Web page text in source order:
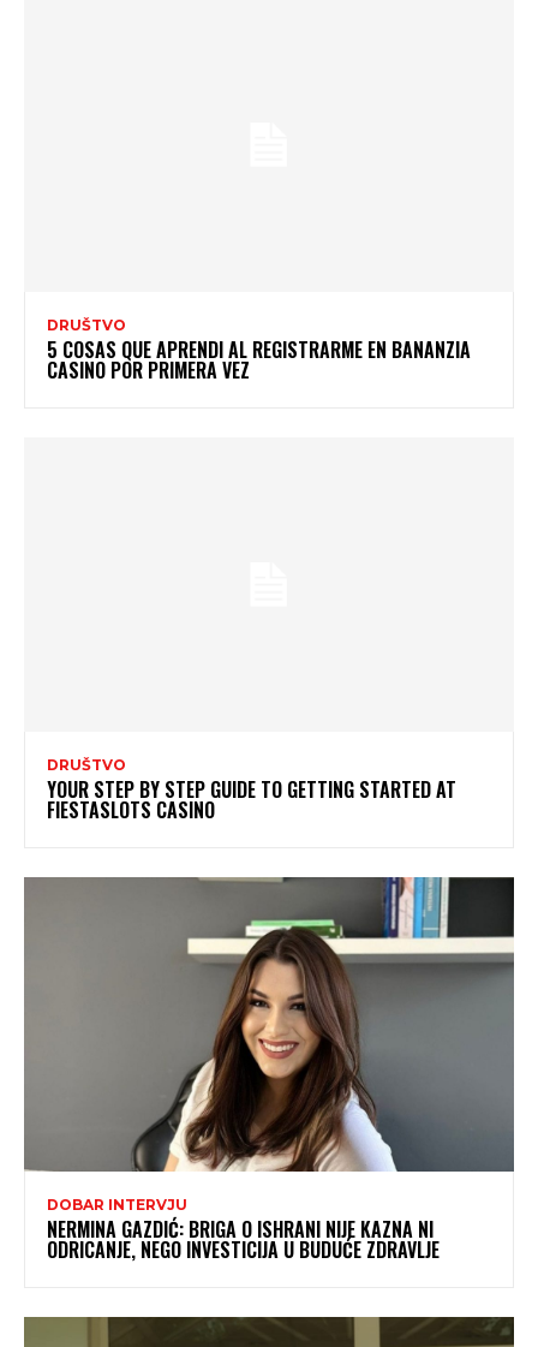
DRUŠTVO
5 COSAS QUE APRENDI AL REGISTRARME EN BANANZIA
CASINO POR PRIMERA VEZ
DRUŠTVO
YOUR STEP BY STEP GUIDE TO GETTING STARTED AT
FIESTASLOTS CASINO
DOBAR INTERVJU
NERMINA GAZDIĆ: BRIGA O ISHRANI NIJE KAZNA NI
ODRICANJE, NEGO INVESTICIJA U BUDUĆE ZDRAVLJE